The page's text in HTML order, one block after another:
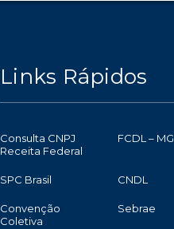
Links Rápidos
Consulta CNPJ
Receita Federal
FCDL – MG
SPC Brasil CNDL
Convenção
Coletiva
Sebrae